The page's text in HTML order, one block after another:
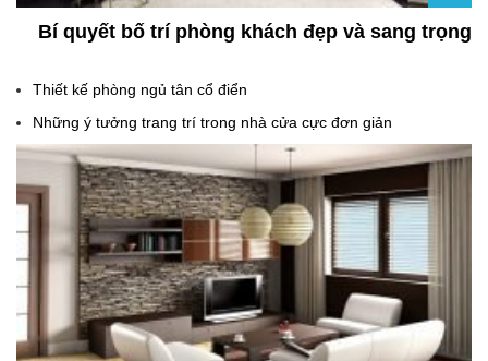
Bí quyết bố trí phòng khách đẹp và sang trọng
Thiết kế phòng ngủ tân cổ điển
Những ý tưởng trang trí trong nhà cửa cực đơn giản